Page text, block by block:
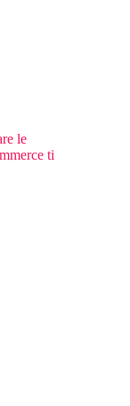
le
ti